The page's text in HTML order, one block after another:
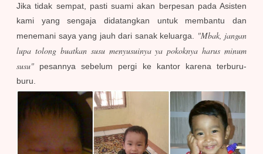
Jika tidak sempat, pasti suami akan berpesan pada Asisten
kami yang sengaja didatangkan untuk membantu dan
menemani saya yang jauh dari sanak keluarga.
"Mbak, jangan
lupa tolong buatkan susu menyusuinya ya pokoknya harus minum
susu" pesannya sebelum pergi ke kantor karena terburu-
buru.